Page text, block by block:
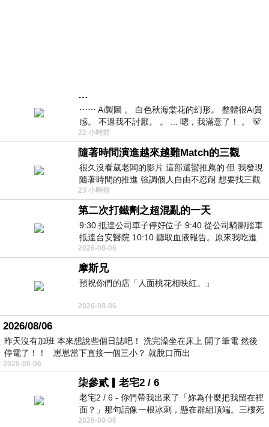
…
⋯⋯ Ai製圖 。 白色秋海棠花的幻形。 整體很Ai質
感。 不過我不討厭。 。 ... 嗯，我滿意了！ 。 🐻
昨中
22 小時前
隨著時間演進越來越難Match的三觀
很久沒看葳老闆的影片 這部還蠻推薦的 但 我發現
隨著時間的推進 強調個人自由不忍耐 想要找三觀
接近的不要說對象 連朋友都超
23 小時前
第二次打鐵劑之超混亂的一天
9:30 抵達公司車子停好位子 9:40 從公司騎腳踏車
抵達台安醫院 10:10 聽取血液報告。原來我吃進
去的 B12 彌可保並非沒有吸收而是超
2026-08-06
摩斯兄
預祝你們的店「人面桃花相映紅。」
2026-08-06
2026/08/06
昨天沒有加班 本來想說些個日誌吧！ 洗完澡坐在床上 開了筆電 然後
停電了！！ 崽崽當下直接一個三小？ 就脫口而出
2026-08-06
柒參貳▎老宅2 / 6
老宅2 / 6 - 你們帶我出來了「妳為什麼把我留在裡
面？」那句話像一根冰刺，懸在群組頂端。三樓死
死盯著照片裡的人。那個人確實站在
2026-08-06